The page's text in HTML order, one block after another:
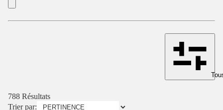
788 Résultats
Trier par: